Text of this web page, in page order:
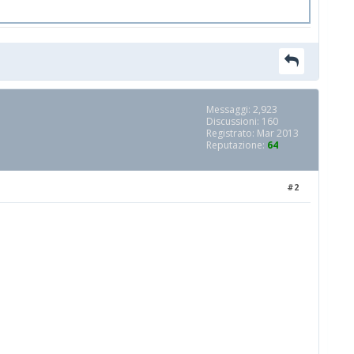
Messaggi: 2,923
Discussioni: 160
Registrato: Mar 2013
Reputazione: 64
#2